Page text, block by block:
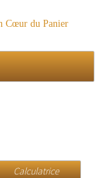
Cœur du Panier
Calculatrice